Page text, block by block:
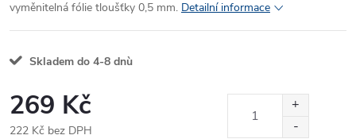
vyměnitelná fólie tloušťky 0,5 mm. Detailní informace
Skladem do 4-8 dnù
269 Kč
222 Kč bez DPH